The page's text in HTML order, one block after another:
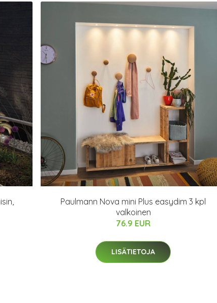
Paulmann Nova mini Plus easydim 3 kpl
valkoinen
76.9 EUR
LISÄTIETOJA